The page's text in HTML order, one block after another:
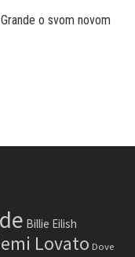
o svom novom
Billie Eilish
Lovato Dove